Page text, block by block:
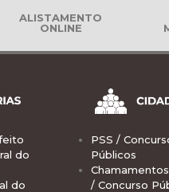
ALISTAMENTO
ONLINE
do
do
PSS /
Públicos
/ Concurso